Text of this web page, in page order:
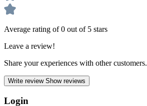
Average rating of 0 out of 5 stars
Leave a review!
Share your experiences with other customers.
Write review Show reviews
Login